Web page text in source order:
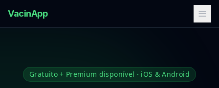
VacinApp
Gratuito + Premium disponível · iOS & Android